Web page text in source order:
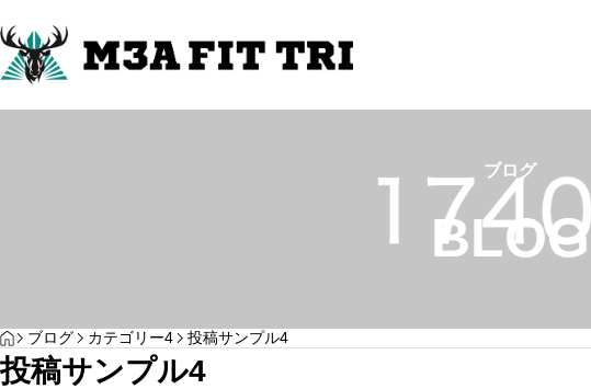
投稿サンプル3 投稿サンプル4
その他のレッスン キッズMMA
…
ブログ
BLOG
HOME
ブログ カテゴリー4 投稿サンプル4
投稿サンプル4